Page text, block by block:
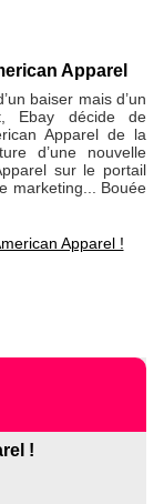
Apparel
baiser mais d’un
Ebay décide de
Apparel de la
d’une nouvelle
sur le portail
marketing... Bouée
Apparel !
!